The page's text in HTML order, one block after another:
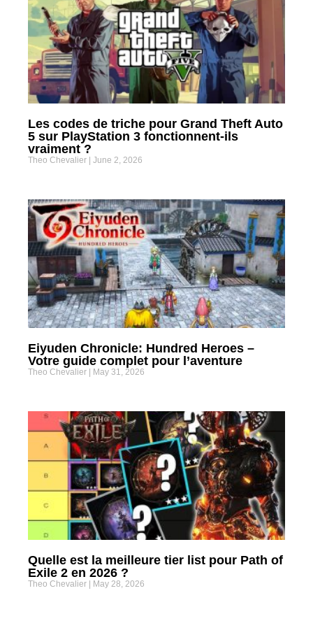
Les codes de triche pour Grand Theft Auto
5 sur PlayStation 3 fonctionnent-ils
vraiment ?
Theo Chevalier June 2, 2026
Eiyuden Chronicle: Hundred Heroes –
Votre guide complet pour l’aventure
Theo Chevalier May 31, 2026
Quelle est la meilleure tier list pour Path of
Exile 2 en 2026 ?
Theo Chevalier May 28, 2026